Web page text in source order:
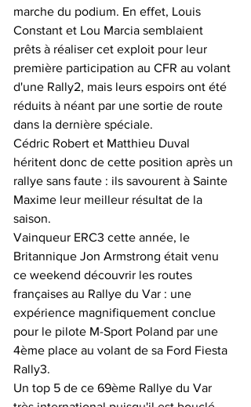
marche du podium. En effet, Louis
Constant et Lou Marcia semblaient
prêts à réaliser cet exploit pour leur
première participation au CFR au volant
d'une Rally2, mais leurs espoirs ont été
réduits à néant par une sortie de route
dans la dernière spéciale.
Cédric Robert et Matthieu Duval
héritent donc de cette position après un
rallye sans faute : ils savourent à Sainte
Maxime leur meilleur résultat de la
saison.
Vainqueur ERC3 cette année, le
Britannique Jon Armstrong était venu
ce weekend découvrir les routes
françaises au Rallye du Var : une
expérience magnifiquement conclue
pour le pilote M-Sport Poland par une
4ème place au volant de sa Ford Fiesta
Rally3.
Un top 5 de ce 69ème Rallye du Var